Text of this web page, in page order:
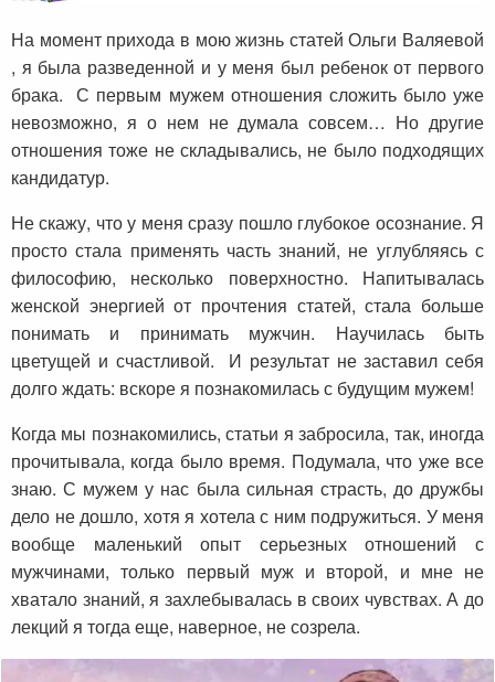
На момент прихода в мою жизнь статей Ольги Валяевой
, я была разведенной и у меня был ребенок от первого
брака. С первым мужем отношения сложить было уже
невозможно, я о нем не думала совсем… Но другие
отношения тоже не складывались, не было подходящих
кандидатур.
Не скажу, что у меня сразу пошло глубокое осознание. Я
просто стала применять часть знаний, не углубляясь с
философию, несколько поверхностно. Напитывалась
женской энергией от прочтения статей, стала больше
понимать и принимать мужчин. Научилась быть
цветущей и счастливой. И результат не заставил себя
долго ждать: вскоре я познакомилась с будущим мужем!
Когда мы познакомились, статьи я забросила, так, иногда
прочитывала, когда было время. Подумала, что уже все
знаю. С мужем у нас была сильная страсть, до дружбы
дело не дошло, хотя я хотела с ним подружиться. У меня
вообще маленький опыт серьезных отношений с
мужчинами, только первый муж и второй, и мне не
хватало знаний, я захлебывалась в своих чувствах. А до
лекций я тогда еще, наверное, не созрела.